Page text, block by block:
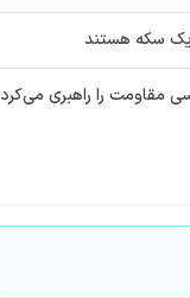
یک سکه هستند
مقاومت را راهبری می‌کرد